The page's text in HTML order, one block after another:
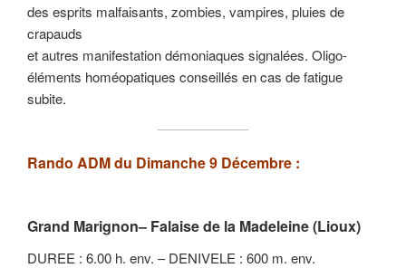
des esprits malfaisants, zombies, vampires, pluies de
crapauds
et autres manifestation démoniaques signalées. Oligo-
éléments homéopatiques conseillés en cas de fatigue
subite.
Rando ADM du Dimanche 9 Décembre :
Grand Marignon– Falaise de la Madeleine (Lioux)
DUREE : 6.00 h. env. – DENIVELE : 600 m. env.